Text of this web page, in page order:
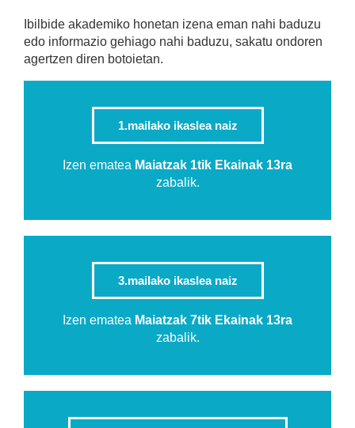
Ibilbide akademiko honetan izena eman nahi baduzu
edo informazio gehiago nahi baduzu, sakatu ondoren
agertzen diren botoietan.
1.mailako ikaslea naiz
Izen ematea Maiatzak 1tik Ekainak 13ra
zabalik.
3.mailako ikaslea naiz
Izen ematea Maiatzak 7tik Ekainak 13ra
zabalik.